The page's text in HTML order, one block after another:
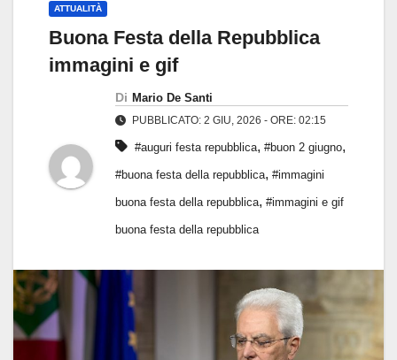
ATTUALITÀ
Buona Festa della Repubblica
immagini e gif
Di Mario De Santi
PUBBLICATO: 2 GIU, 2026 - ORE: 02:15
#auguri festa repubblica, #buon 2 giugno,
#buona festa della repubblica, #immagini
buona festa della repubblica, #immagini e gif
buona festa della repubblica